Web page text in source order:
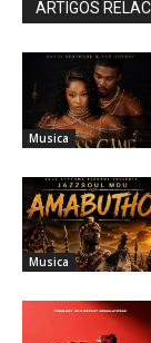
ARTIGOS
Musica
Musica